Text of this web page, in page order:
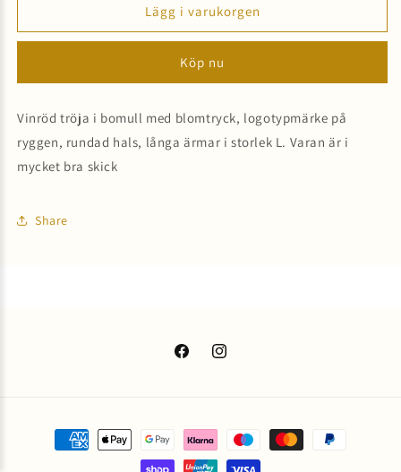
HOMME
KENZO
HOMME
Lägg i varukorgen
Köp nu
Vinröd tröja i bomull med blomtryck, logotypmärke på
ryggen, rundad hals, långa ärmar i storlek L. Varan är i
mycket bra skick
Share
FacebookInstagram
Betalningsmetoder